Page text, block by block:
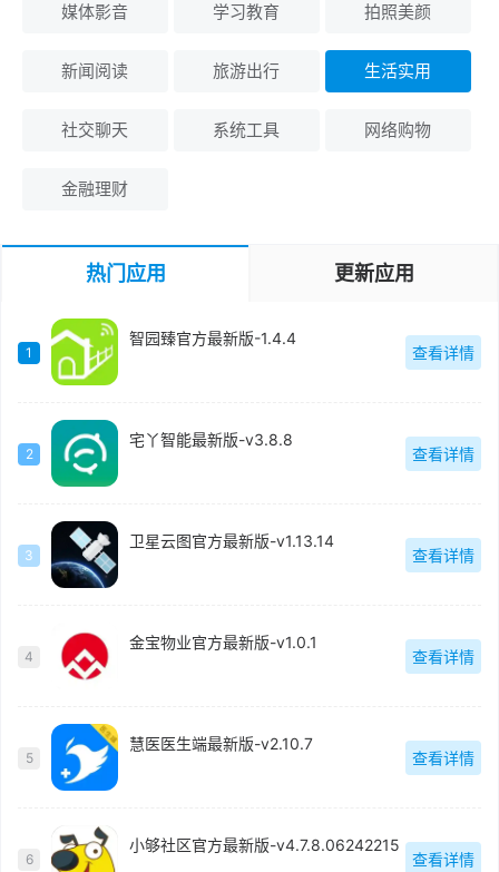
媒体影音 学习教育 拍照美颜
新闻阅读 旅游出行 生活实用
社交聊天 系统工具 网络购物
金融理财
热门应用 更新应用
1
智园臻官方最新版-1.4.4
查看详情
2
宅丫智能最新版-v3.8.8
查看详情
3
卫星云图官方最新版-v1.13.14
查看详情
4
金宝物业官方最新版-v1.0.1
查看详情
5
慧医医生端最新版-v2.10.7
查看详情
6
小够社区官方最新版-v4.7.8.06242215
查看详情